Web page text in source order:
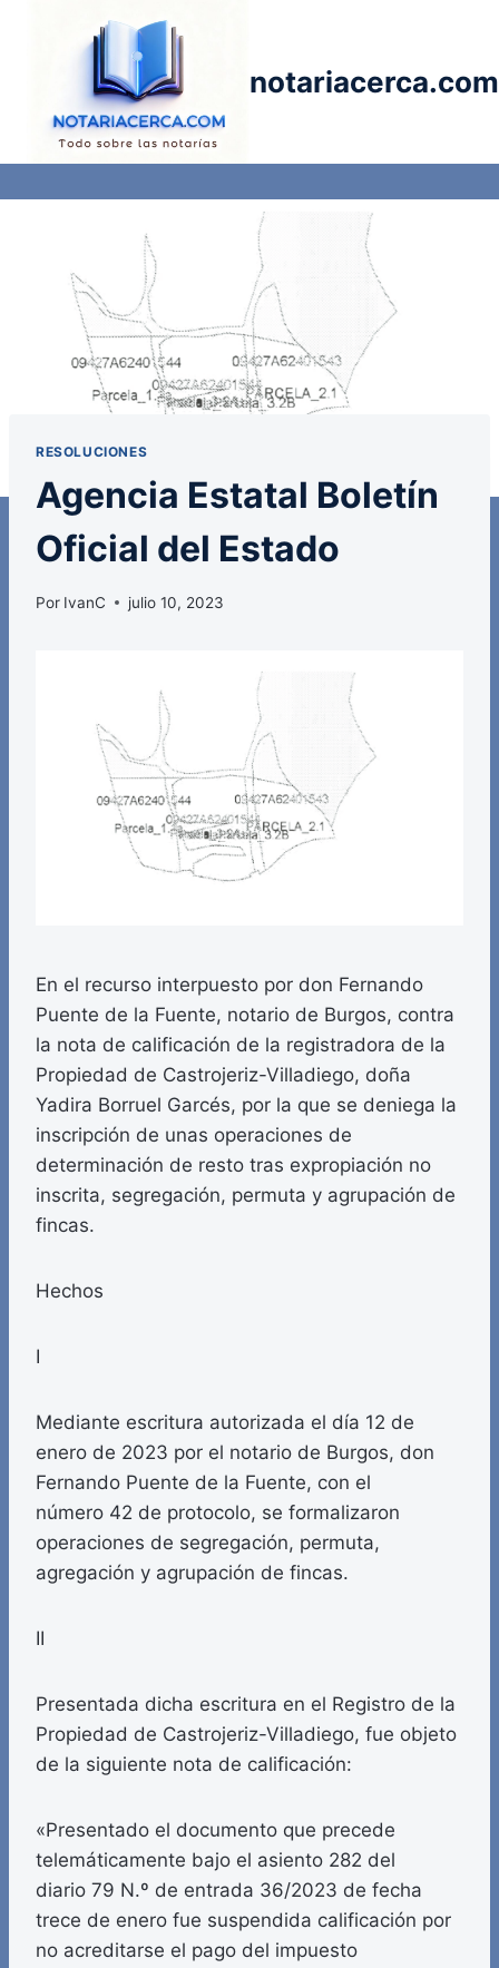
notariacerca.com
RESOLUCIONES
Agencia Estatal Boletín
Oficial del Estado
Por IvanC julio 10, 2023
En el recurso interpuesto por don Fernando
Puente de la Fuente, notario de Burgos, contra
la nota de calificación de la registradora de la
Propiedad de Castrojeriz-Villadiego, doña
Yadira Borruel Garcés, por la que se deniega la
inscripción de unas operaciones de
determinación de resto tras expropiación no
inscrita, segregación, permuta y agrupación de
fincas.
Hechos
I
Mediante escritura autorizada el día 12 de
enero de 2023 por el notario de Burgos, don
Fernando Puente de la Fuente, con el
número 42 de protocolo, se formalizaron
operaciones de segregación, permuta,
agregación y agrupación de fincas.
II
Presentada dicha escritura en el Registro de la
Propiedad de Castrojeriz-Villadiego, fue objeto
de la siguiente nota de calificación:
«Presentado el documento que precede
telemáticamente bajo el asiento 282 del
diario 79 N.º de entrada 36/2023 de fecha
trece de enero fue suspendida calificación por
no acreditarse el pago del impuesto